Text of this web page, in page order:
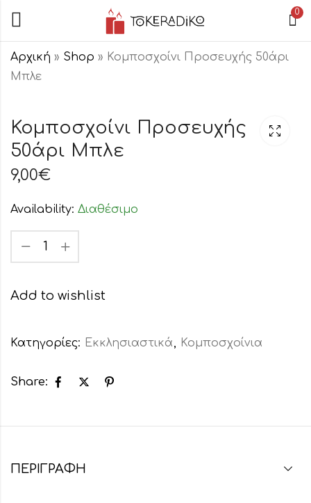
0
Αρχική » Shop » Κομποσχοίνι Προσευχής 50άρι
Μπλε
Προσευχής 50άρι
Λευκό
Προσευχής 50άρι
Μπορντώ
Κομποσχοίνι Προσευχής
50άρι Μπλε
9,00€
Availability: Διαθέσιμο
Add to wishlist
Κατηγορίες: Εκκλησιαστικά, Κομποσχοίνια
Share:
ΠΕΡΙΓΡΑΦΉ